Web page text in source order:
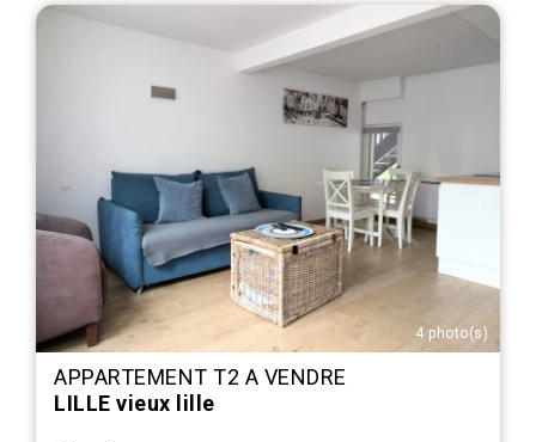
4 photo(s)
APPARTEMENT T2 A VENDRE
LILLE vieux lille